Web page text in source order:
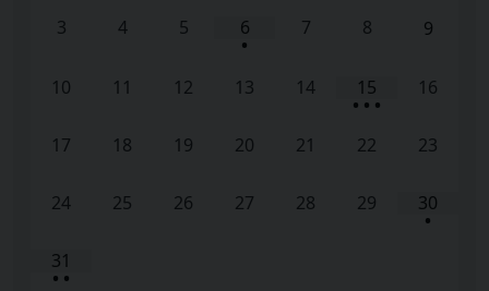
3 4 5 6
•
7 8 9
10 11 12 13 14 15
• • •
16
17 18 19 20 21 22 23
24 25 26 27 28 29 30
•
31
• •